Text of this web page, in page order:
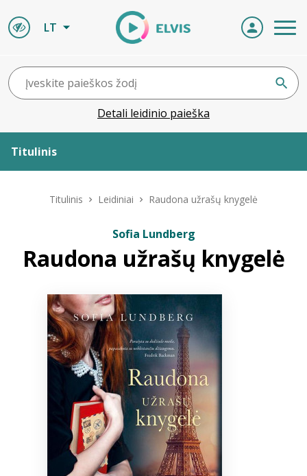
LT
Detali leidinio paieška
Titulinis
ELVIS atvyksta
Naujienos
Bibliotekoms
Titulinis Leidiniai Raudona užrašų knygelė
Sofia Lundberg
Raudona užrašų knygelė